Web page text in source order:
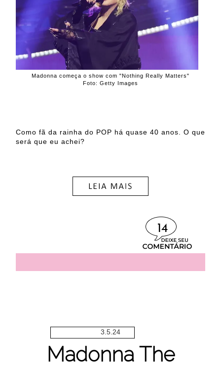
Madonna começa o show com "Nothing Really Matters"
Foto: Getty Images
Como fã da rainha do POP há quase 40 anos. O que
será que eu achei?
14
3.5.24
Madonna The